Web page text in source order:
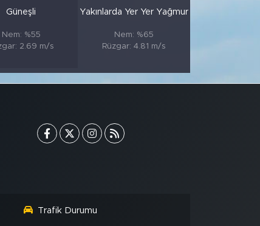
Güneşli
Nem: %55
2.69 m/s
Yakınlarda Yer Yer Yağmur
Nem: %65
Rüzgar: 4.81 m/s
Trafik Durumu